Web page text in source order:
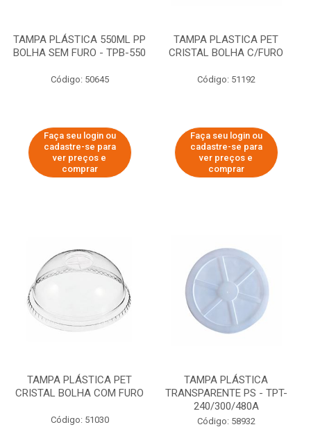
TAMPA PLÁSTICA 550ML PP
BOLHA SEM FURO - TPB-550
Código: 50645
Faça seu login ou
cadastre-se para
ver preços e
comprar
TAMPA PLASTICA PET
CRISTAL BOLHA C/FURO
Código: 51192
Faça seu login ou
cadastre-se para
ver preços e
comprar
TAMPA PLÁSTICA PET
CRISTAL BOLHA COM FURO
Código: 51030
TAMPA PLÁSTICA
TRANSPARENTE PS - TPT-
240/300/480A
Código: 58932